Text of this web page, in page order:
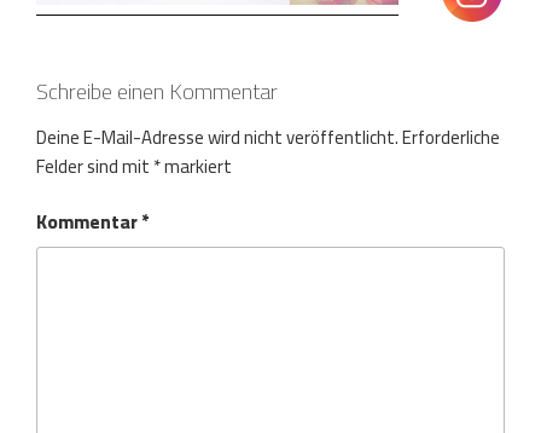
Schreibe einen Kommentar
Deine E-Mail-Adresse wird nicht veröffentlicht.Erforderliche
Felder sind mit*markiert
Kommentar*